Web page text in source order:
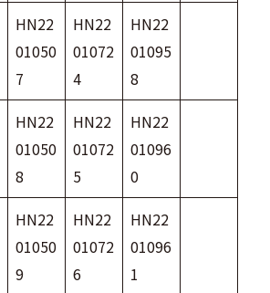
HN22
01050
7
HN22
01072
4
HN22
01095
8
HN22
01050
8
HN22
01072
5
HN22
01096
0
HN22
01050
9
HN22
01072
6
HN22
01096
1